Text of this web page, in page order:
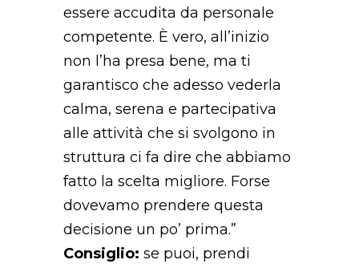
essere accudita da personale
competente. È vero, all’inizio
non l’ha presa bene, ma ti
garantisco che adesso vederla
calma, serena e partecipativa
alle attività che si svolgono in
struttura ci fa dire che abbiamo
fatto la scelta migliore. Forse
dovevamo prendere questa
decisione un po’ prima.”
Consiglio: se puoi, prendi